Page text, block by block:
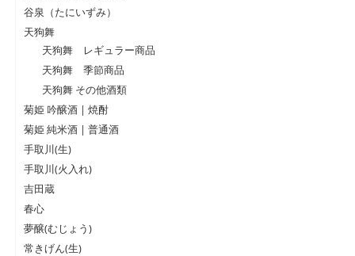
谷泉（たにいずみ）
天狗舞
天狗舞 レギュラー商品
天狗舞 季節商品
天狗舞 その他酒類
菊姫 吟醸酒 | 焼酎
菊姫 純米酒 | 普通酒
手取川(生)
手取川(火入れ)
吉田蔵
春心
夢醸(むじょう)
常きげん(生)